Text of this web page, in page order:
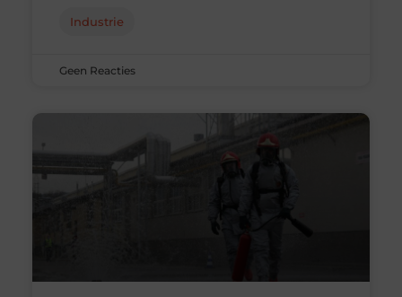
Industrie
Geen Reacties